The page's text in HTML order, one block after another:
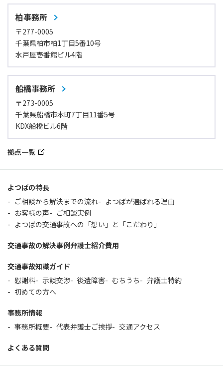
柏事務所
〒277-0005
千葉県柏市柏1丁目5番10号
水戸屋壱番館ビル4階
船橋事務所
〒273-0005
千葉県船橋市本町7丁目11番5号
KDX船橋ビル6階
拠点一覧
よつばの特長
ご相談から解決までの流れ
よつばが選ばれる理由
お客様の声
ご相談実例
よつばの交通事故への「想い」と「こだわり」
交通事故の解決事例弁護士紹介費用
交通事故知識ガイド
慰謝料
示談交渉 後遺障害 むちうち
弁護士特約
初めての方へ
事務所情報
事務所概要
代表弁護士ご挨拶 交通アクセス
よくある質問